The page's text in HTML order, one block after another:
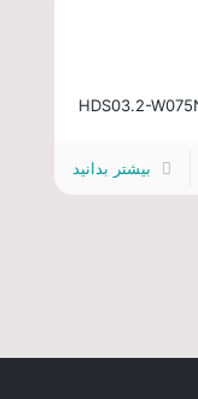
بیشتر بدانید